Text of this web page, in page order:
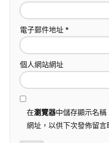
電子郵件地址 *
個人網站網址
在瀏覽器中儲存顯示名
網址，以供下次發佈留言